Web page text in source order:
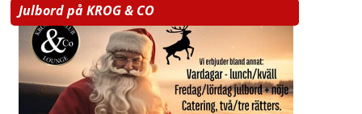
Julbord på KROG & CO